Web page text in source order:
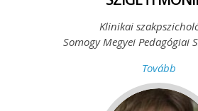
Klinikai
Somogy Megyei Pedagógiai
Tovább